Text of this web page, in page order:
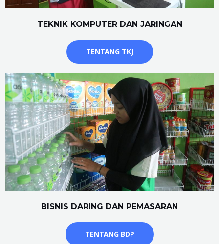
TEKNIK KOMPUTER DAN JARINGAN
TENTANG TKJ
BISNIS DARING DAN PEMASARAN
TENTANG BDP